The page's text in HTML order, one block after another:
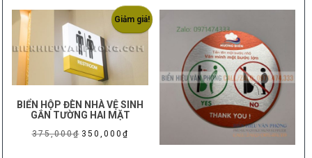
nhiều
thể.
Các
tùy
chọn
có
thể
được
Giảm giá!
BIỂN HỘP ĐÈN NHÀ VỆ SINH
GẮN TƯỜNG HAI MẶT
375,000₫ Giá
350,000 ₫